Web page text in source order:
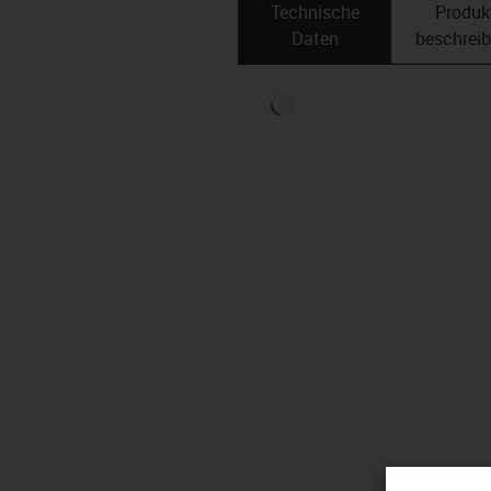
Technische
Daten